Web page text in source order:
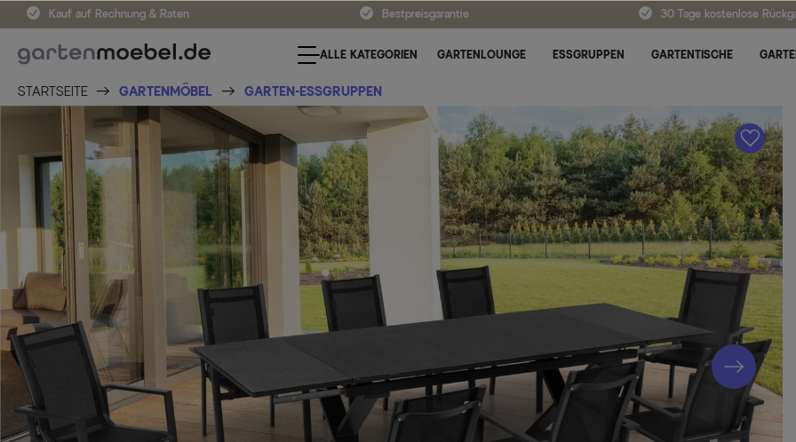
Kauf auf Rechnung & Raten Bestpreisgarantie 30 Tage kostenlose
ALLE KATEGORIEN GARTENLOUNGE ESSGRUPPEN GARTENTISCHE
STARTSEITE GARTENMÖBEL GARTEN-ESSGRUPPEN
A